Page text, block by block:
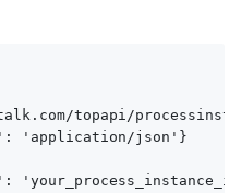
topapi/
'application/json'}